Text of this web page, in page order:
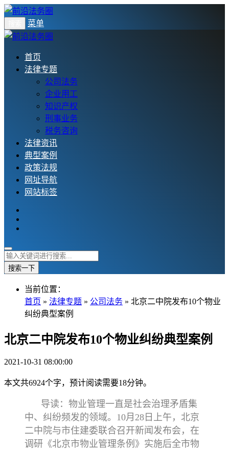
菜单
首页
法律专题
公司法务
企业用工
知识产权
刑事业务
税务咨询
法律资讯
典型案例
政策法规
网址导航
网站标签
搜索一下
当前位置：
首页 » 法律专题 » 公司法务 » 北京二中院发布10个物业
纠纷典型案例
北京二中院发布10个物业纠纷典型案例
2021-10-31 08:00:00
本文共6924个字，预计阅读需要18分钟。
导读：物业管理一直是社会治理矛盾集
中、纠纷频发的领域。10月28日上午，北京
二中院与市住建委联合召开新闻发布会，在
调研《北京市物业管理条例》实施后全市物